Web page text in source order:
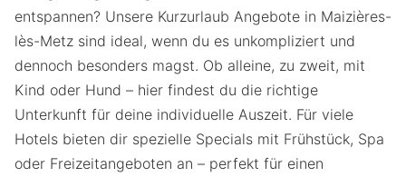
entspannen? Unsere Kurzurlaub Angebote in Maizières-
lès-Metz sind ideal, wenn du es unkompliziert und
dennoch besonders magst. Ob alleine, zu zweit, mit
Kind oder Hund – hier findest du die richtige
Unterkunft für deine individuelle Auszeit. Für viele
Hotels bieten dir spezielle Specials mit Frühstück, Spa
oder Freizeitangeboten an – perfekt für einen